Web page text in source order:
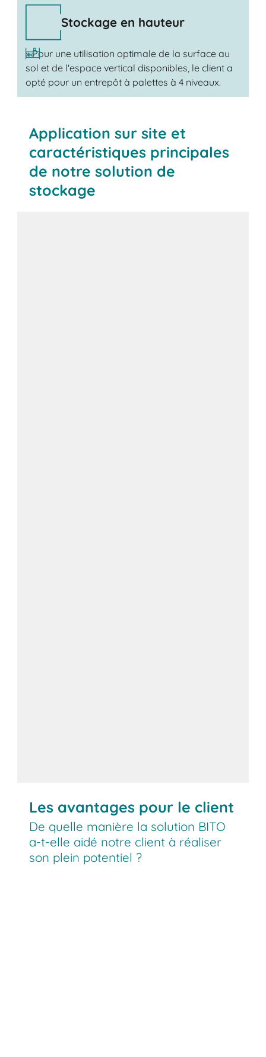
Stockage en hauteur
» Pour une utilisation optimale de la surface au
sol et de l'espace vertical disponibles, le client a
opté pour un entrepôt à palettes à 4 niveaux.
Application sur site et
caractéristiques principales
de notre solution de
stockage
Les avantages pour le client
De quelle manière la solution BITO
a-t-elle aidé notre client à réaliser
son plein potentiel ?